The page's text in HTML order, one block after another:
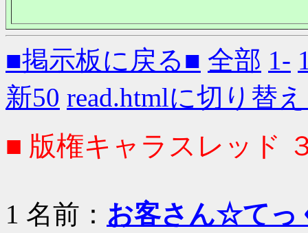
■掲示板に戻る■ 全部 1-
新50 read.htmlに切り替
■ 版権キャラスレッド
1 名前： お客さん☆てっ